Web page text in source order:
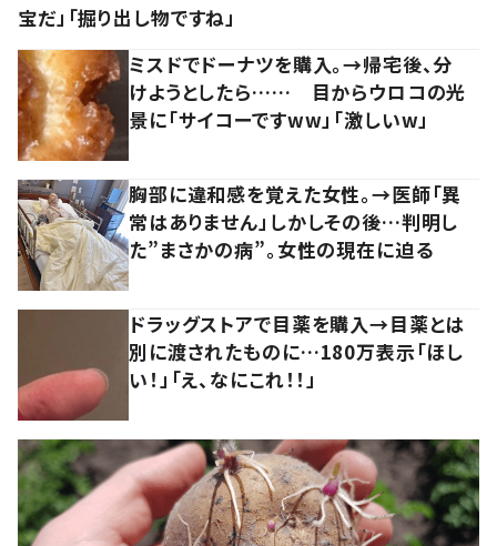
宝だ」「掘り出し物ですね」
ミスドでドーナツを購入。→帰宅後、分
けようとしたら…… 目からウロコの光
景に「サイコーですww」「激しいw」
胸部に違和感を覚えた女性。→医師「異
常はありません」しかしその後…判明し
た”まさかの病”。女性の現在に迫る
ドラッグストアで目薬を購入→目薬とは
別に渡されたものに…180万表示「ほし
い！」「え、なにこれ！！」